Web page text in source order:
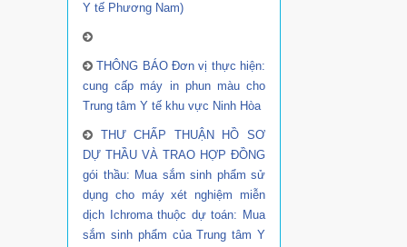
Y tế Phương Nam)
THÔNG BÁO Đơn vị thực hiện:
cung cấp máy in phun màu cho
Trung tâm Y tế khu vực Ninh Hòa
THƯ CHẤP THUẬN HỒ SƠ
DỰ THẦU VÀ TRAO HỢP ĐỒNG
gói thầu: Mua sắm sinh phẩm sử
dụng cho máy xét nghiệm miễn
dịch Ichroma thuộc dự toán: Mua
sắm sinh phẩm của Trung tâm Y